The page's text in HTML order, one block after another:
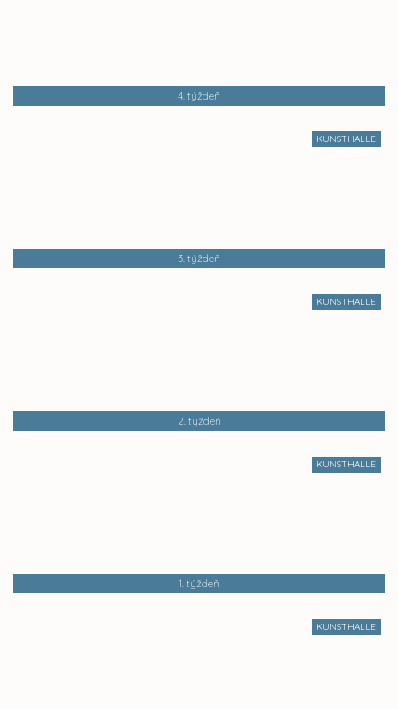
4. týždeň
KUNSTHALLE
3. týždeň
KUNSTHALLE
2. týždeň
KUNSTHALLE
1. týždeň
KUNSTHALLE